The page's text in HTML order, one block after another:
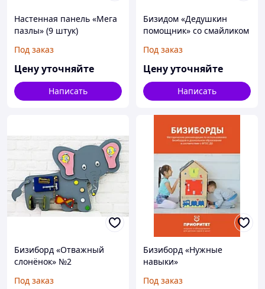
Настенная панель «Мега
пазлы» (9 штук)
Под заказ
Цену уточняйте
Написать
Бизидом «Дедушкин
помощник» со смайликом
Под заказ
Цену уточняйте
Написать
Бизиборд «Отважный
слонёнок» №2
Под заказ
Бизиборд «Нужные
навыки»
Под заказ